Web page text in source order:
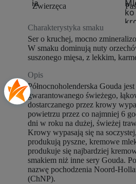
Zwierzęca
Charakterystyka smaku
Ser o kruchej, mocno
W smaku dominują nuty
suszonego mięsa, z lekkim,
Opis
Północnoholenderska Gouda
gwarantowanego świeżego,
dostarczanego przez krowy
powietrzu przez co najmniej 6
dni w roku na dużej, świeżej
Krowy wypasają się na
produkują pyszne, kremowe
produkuje się najbardziej
smakiem niż inne sery Gouda.
nazwę pochodzenia Noord-
(ChNP).